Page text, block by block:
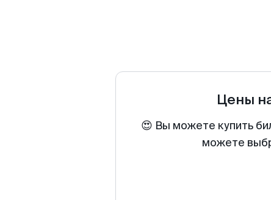
Цены
😍 Вы можете купить
можете